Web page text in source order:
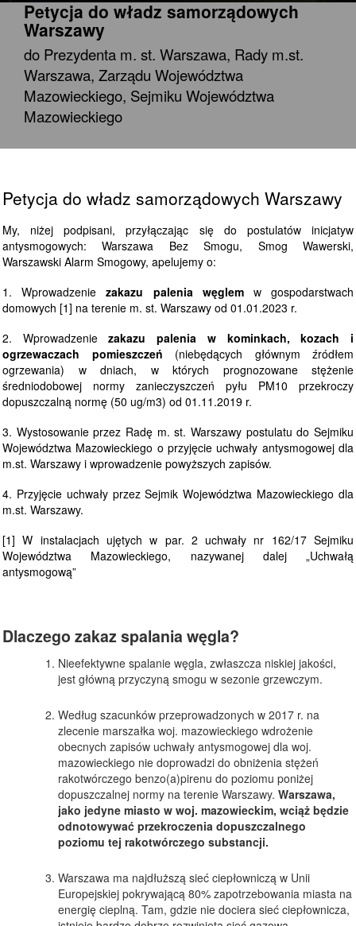
Petycja do władz samorządowych
Warszawy
do Prezydenta m. st. Warszawa, Rady m.st.
Warszawa, Zarządu Województwa
Mazowieckiego, Sejmiku Województwa
Mazowieckiego
Petycja do władz samorządowych Warszawy
My, niżej podpisani, przyłączając się do postulatów inicjatyw
antysmogowych: Warszawa Bez Smogu, Smog Wawerski,
Warszawski Alarm Smogowy, apelujemy o:
1. Wprowadzenie zakazu palenia węglemw gospodarstwach
domowych [1] na terenie m. st. Warszawy od 01.01.2023 r.
2. Wprowadzeniezakazu palenia w kominkach, kozach i
ogrzewaczach pomieszczeń (niebędących głównym źródłem
ogrzewania) w dniach, w których prognozowane stężenie
średniodobowej normy zanieczyszczeń pyłu PM10 przekroczy
dopuszczalną normę (50 ug/m3) od 01.11.2019 r.
3. Wystosowanie przez Radę m. st. Warszawy postulatu do Sejmiku
Województwa Mazowieckiego o przyjęcie uchwały antysmogowej dla
m.st. Warszawy i wprowadzenie powyższych zapisów.
4. Przyjęcie uchwały przez Sejmik Województwa Mazowieckiego dla
m.st. Warszawy.
[1] W instalacjach ujętych w par. 2 uchwały nr 162/17 Sejmiku
Województwa Mazowieckiego, nazywanej dalej „Uchwałą
antysmogową”
Dlaczego zakaz spalania węgla?
Nieefektywne spalanie węgla, zwłaszcza niskiej jakości,
jest główną przyczyną smogu w sezonie grzewczym.
Według szacunków przeprowadzonych w 2017 r. na
zlecenie marszałka woj. mazowieckiego wdrożenie
obecnych zapisów uchwały antysmogowej dla woj.
mazowieckiego nie doprowadzi do obniżenia stężeń
rakotwórczego benzo(a)pirenu do poziomu poniżej
dopuszczalnej normy na terenie Warszawy. Warszawa,
jako jedyne miasto w woj. mazowieckim, wciąż będzie
odnotowywać przekroczenia dopuszczalnego
poziomu tej rakotwórczego substancji.
Warszawa ma najdłuższą sieć ciepłowniczą w Unii
Europejskiej pokrywającą 80% zapotrzebowania miasta na
energię cieplną. Tam, gdzie nie dociera sieć ciepłownicza,